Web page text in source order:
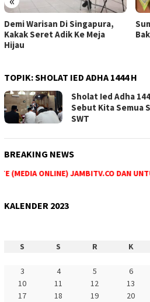
Demi Warisan Di Singapura,
Kakak Seret Adik Ke Meja
Hijau
TOPIK:SHOLAT IED ADHA 1444 H
Sholat Ied Adha
Sebut Kita Semua
SWT
BREAKING NEWS
ONLINE) JAMBITV.CO DAN
KALENDER 2023
S
S R K
3
4 5 6
10
11 12 13
17
18 19 20